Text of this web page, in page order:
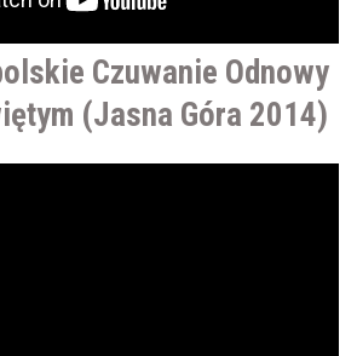
Czuwanie Odnowy
(Jasna Góra 2014)